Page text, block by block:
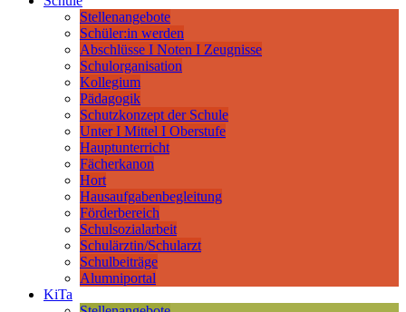
Stellenangebote
Schüler:in werden
Abschlüsse I Noten I Zeugnisse
Schulorganisation
Kollegium
Pädagogik
Schutzkonzept der Schule
Unter I Mittel I Oberstufe
Hauptunterricht
Fächerkanon
Hort
Hausaufgabenbegleitung
Förderbereich
Schulsozialarbeit
Schulärztin/Schularzt
Schulbeiträge
Alumniportal
KiTa